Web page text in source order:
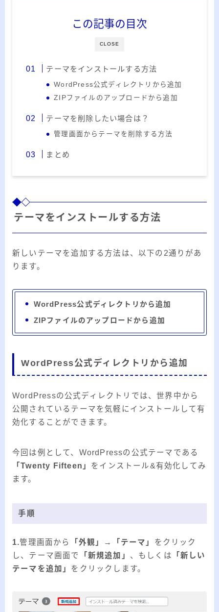
CLOSE
この記事の目次
テーマをインストールする方法
WordPress公式ディレクトリから追加
ZIPファイルのアップロードから追加
テーマを削除したい場合は？
管理画面からテーマを削除する方法
まとめ
テーマをインストールする方法
新しいテーマを追加する方法は、以下の2通りがあ
ります。
WordPress公式ディレクトリから追加
ZIPファイルのアップロードから追加
WordPress公式ディレクトリから追加
WordPressの公式ディレクトリでは、世界中から
公開されているテーマを気軽にインストールして有
効化することができます。
今回は例として、WordPressの公式テーマである
「Twenty Fifteen」 をインストール&有効化してみ
ます。
手順
1.管理画面から 「外観」→「テーマ」 をクリック
し、テーマ画面で
「新規追加」 、もしくは
「新しい
テーマを追加」 をクリックします。